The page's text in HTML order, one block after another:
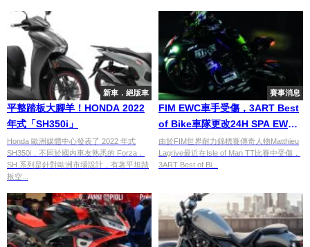
新車．絕版車
平整踏板大腳羊！HONDA 2022
年式「SH350i」
Honda 歐洲媒體中心發表了 2022 年式
SH350i，不同於國內車友熟悉的 Forza，
SH 系列是針對歐洲市場設計，有著平坦踏
板空...
賽事消息
FIM EWC車手受傷，3ART Best
of Bike車隊更改24H SPA EWC
Motos陣容
由於FIM世界耐力錦標賽傳奇人物Matthieu
Lagrive最近在Isle of Man TT比賽中受傷，
3ART Best of Bi...